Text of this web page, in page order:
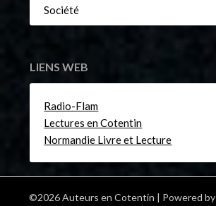
Société
LIENS WEB
Radio-Flam
Lectures en Cotentin
Normandie Livre et Lecture
©2026 Auteurs en Cotentin | Powered by